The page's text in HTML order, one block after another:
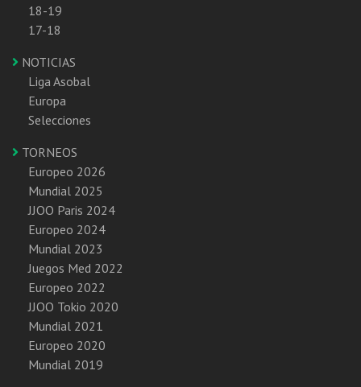
18-19
17-18
NOTICIAS
Liga Asobal
Europa
Selecciones
TORNEOS
Europeo 2026
Mundial 2025
JJOO Paris 2024
Europeo 2024
Mundial 2023
Juegos Med 2022
Europeo 2022
JJOO Tokio 2020
Mundial 2021
Europeo 2020
Mundial 2019